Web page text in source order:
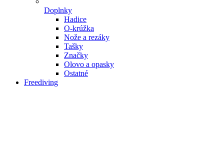
Doplnky
Hadice
O-krúžka
Nože a rezáky
Tašky
Značky
Olovo a opasky
Ostatné
Freediving